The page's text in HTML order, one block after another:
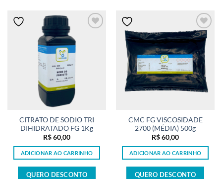
CITRATO DE SODIO TRI
DIHIDRATADO FG 1Kg
R$60,00
ADICIONAR AO CARRINHO
QUERO DESCONTO
CMC FG VISCOSIDADE
2700 (MÉDIA) 500g
R$60,00
ADICIONAR AO CARRINHO
QUERO DESCONTO